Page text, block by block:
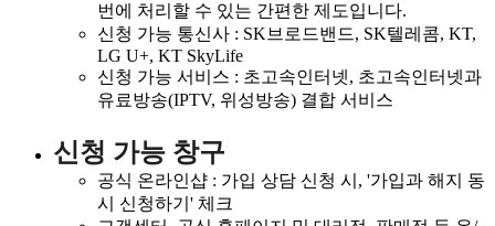
번에 처리할 수 있는 간편한 제도입니다.
신청 가능 통신사 : SK브로드밴드, SK텔레콤, KT,
LG U+, KT SkyLife
신청 가능 서비스 : 초고속인터넷, 초고속인터넷과
유료방송(IPTV, 위성방송) 결합 서비스
신청 가능 창구
공식 온라인샵 : 가입 상담 신청 시, '가입과 해지 동
시 신청하기' 체크